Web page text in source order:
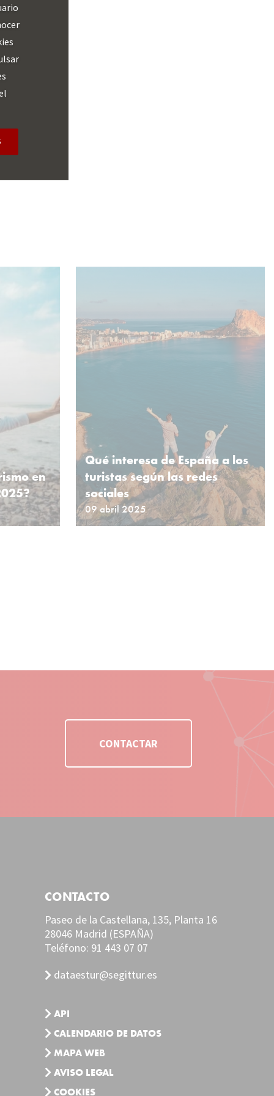
en
Qué interesa de España a los
turistas según las redes
sociales
09 abril 2025
CONTACTAR
CONTACTO
Paseo de la Castellana, 135, Planta 16
28046 Madrid (ESPAÑA)
Teléfono: 91 443 07 07
dataestur@segittur.es
API
CALENDARIO DE DATOS
MAPA WEB
AVISO LEGAL
COOKIES